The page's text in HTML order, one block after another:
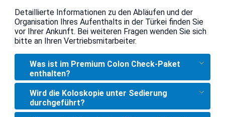
Detaillierte Informationen zu den Abläufen und der
Organisation Ihres Aufenthalts in der Türkei finden Sie
vor Ihrer Ankunft. Bei weiteren Fragen wenden Sie sich
bitte an Ihren Vertriebsmitarbeiter.
Was ist im Premium Colon Check-Paket
enthalten?
Wird die Koloskopie unter Sedierung
durchgeführt?